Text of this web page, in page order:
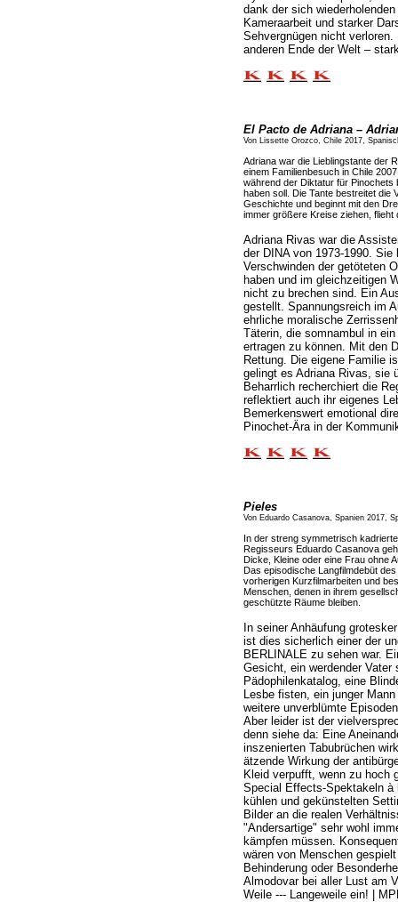
dank der sich
Kameraarbeit und starker
Sehvergnügen nicht
anderen Ende der Welt –
El Pacto de Adriana –
Von Lissette Orozco, Chile 2017,
Adriana war die Lieblingstante der
einem Familienbesuch in Chile
während der Diktatur für Pinochets
haben soll. Die Tante bestreitet die
Geschichte und beginnt mit den
immer größere Kreise ziehen, flieht
Adriana Rivas war die
der DINA von 1973-1990.
Verschwinden der getöteten
haben und im gleichzeitigen
nicht zu brechen sind. Ein
gestellt. Spannungsreich im
ehrliche moralische
Täterin, die somnambul in
ertragen zu können. Mit den
Rettung. Die eigene Familie
gelingt es Adriana Rivas, sie
Beharrlich recherchiert die
reflektiert auch ihr eigenes
Bemerkenswert emotional
Pinochet-Ära in der
Pieles
Von Eduardo Casanova, Spanien 2017,
In der streng symmetrisch
Regisseurs Eduardo Casanova
Dicke, Kleine oder eine Frau ohne
Das episodische Langfilmdebüt
vorherigen Kurzfilmarbeiten und
Menschen, denen in ihrem
geschützte Räume bleiben.
In seiner Anhäufung
ist dies sicherlich einer der
BERLINALE zu sehen war.
Gesicht, ein werdender
Pädophilenkatalog, eine
Lesbe fisten, ein junger
weitere unverblümte
Aber leider ist der
denn siehe da: Eine
inszenierten Tabubrüchen
ätzende Wirkung der
Kleid verpufft, wenn zu hoch
Special Effects-Spektakeln
kühlen und gekünstelten
Bilder an die realen
"Andersartige" sehr wohl
kämpfen müssen.
wären von Menschen
Behinderung oder
Almodovar bei aller Lust am
Weile --- Langeweile ein! |